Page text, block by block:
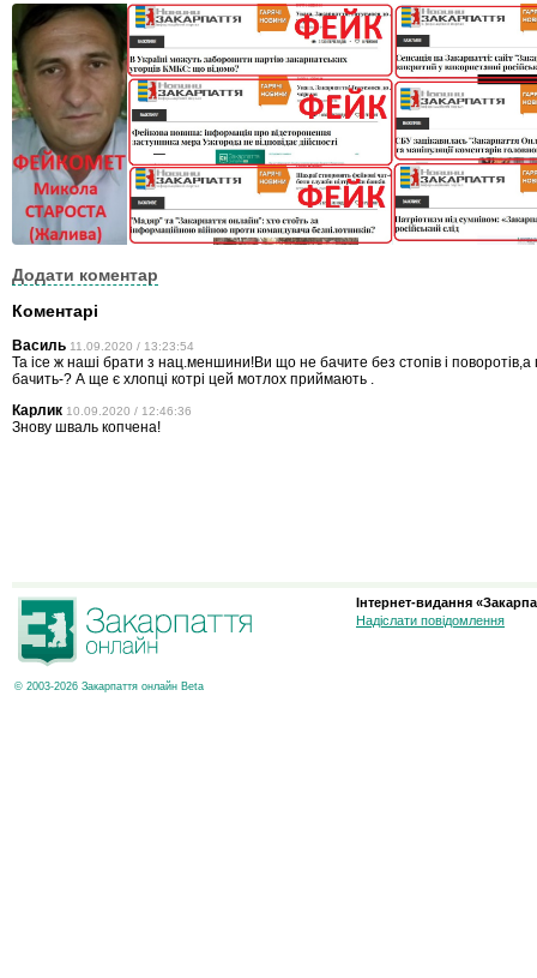
Додати коментар
Коментарі
Василь 11.09.2020 / 13:23:54
Та ісе ж наші брати з нац.меншини!Ви що не бачите без стопів і поворотів,а
бачить-? А ще є хлопці котрі цей мотлох приймають .
Карлик 10.09.2020 / 12:46:36
Знову шваль копчена!
© 2003-2026 Закарпаття онлайн Beta
Інтернет-видання
Надіслати повідомлення